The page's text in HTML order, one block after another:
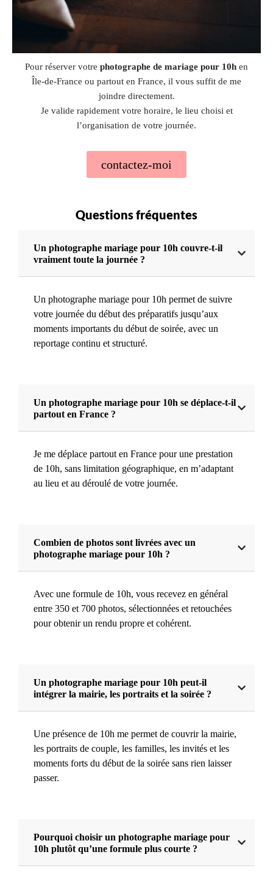
Pour réserver votre photographe de mariage pour 10h en
Île-de-France ou partout en France, il vous suffit de me
joindre directement.
Je valide rapidement votre horaire, le lieu choisi et
l’organisation de votre journée.
contactez-moi
Questions fréquentes
Un photographe mariage pour 10h couvre-t-il
vraiment toute la journée ?
Un photographe mariage pour 10h permet de suivre
votre journée du début des préparatifs jusqu’aux
moments importants du début de soirée, avec un
reportage continu et structuré.
Un photographe mariage pour 10h se déplace-t-il
partout en France ?
Je me déplace partout en France pour une prestation
de 10h, sans limitation géographique, en m’adaptant
au lieu et au déroulé de votre journée.
Combien de photos sont livrées avec un
photographe mariage pour 10h ?
Avec une formule de 10h, vous recevez en général
entre 350 et 700 photos, sélectionnées et retouchées
pour obtenir un rendu propre et cohérent.
Un photographe mariage pour 10h peut-il
intégrer la mairie, les portraits et la soirée ?
Une présence de 10h me permet de couvrir la mairie,
les portraits de couple, les familles, les invités et les
moments forts du début de la soirée sans rien laisser
passer.
Pourquoi choisir un photographe mariage pour
10h plutôt qu’une formule plus courte ?